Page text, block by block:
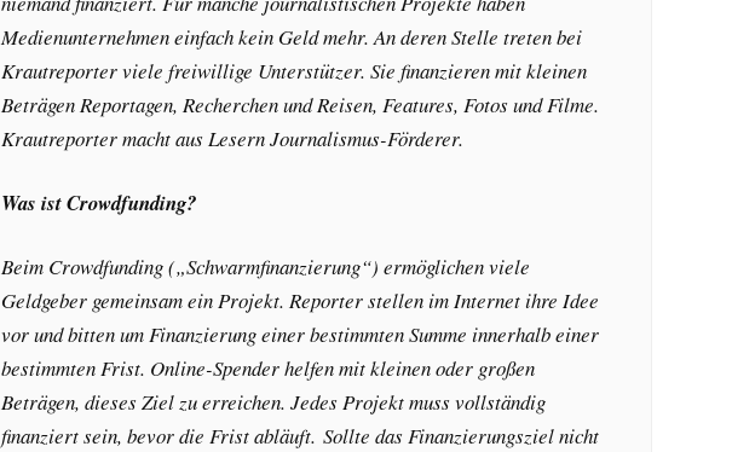
Medienunternehmen einfach kein Geld mehr. An deren Stelle treten bei
Krautreporter viele freiwillige Unterstützer. Sie finanzieren mit kleinen
Beträgen Reportagen, Recherchen und Reisen, Features, Fotos und Filme.
Krautreporter macht aus Lesern Journalismus-Förderer.
Was ist Crowdfunding?
Beim Crowdfunding („Schwarmfinanzierung“) ermöglichen viele
Geldgeber gemeinsam ein Projekt. Reporter stellen im Internet ihre Idee
vor und bitten um Finanzierung einer bestimmten Summe innerhalb einer
bestimmten Frist. Online-Spender helfen mit kleinen oder großen
Beträgen, dieses Ziel zu erreichen. Jedes Projekt muss vollständig
finanziert sein, bevor die Frist abläuft. Sollte das Finanzierungsziel nicht